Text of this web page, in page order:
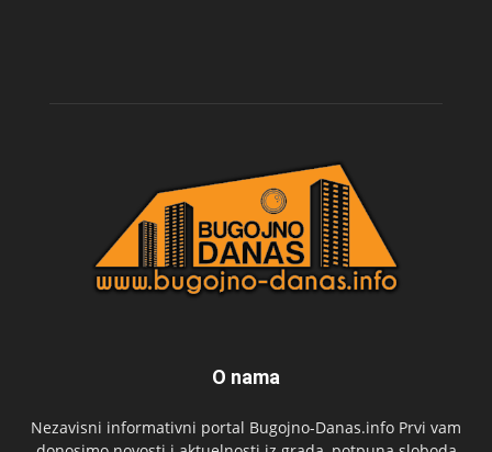
O nama
Nezavisni informativni portal Bugojno-Danas.info Prvi vam